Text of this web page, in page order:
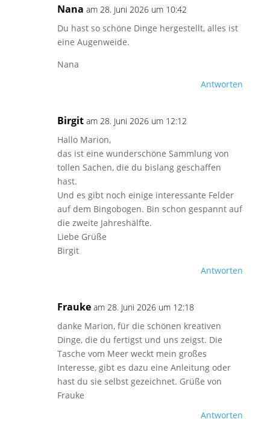
Nana am 28. Juni 2026 um 10:42
Du hast so schöne Dinge hergestellt, alles ist
eine Augenweide.
Nana
Antworten
Birgit am 28. Juni 2026 um 12:12
Hallo Marion,
das ist eine wunderschöne Sammlung von
tollen Sachen, die du bislang geschaffen
hast.
Und es gibt noch einige interessante Felder
auf dem Bingobogen. Bin schon gespannt auf
die zweite Jahreshälfte.
Liebe Grüße
Birgit
Antworten
Frauke am 28. Juni 2026 um 12:18
danke Marion, für die schönen kreativen
Dinge, die du fertigst und uns zeigst. Die
Tasche vom Meer weckt mein großes
Interesse, gibt es dazu eine Anleitung oder
hast du sie selbst gezeichnet. Grüße von
Frauke
Antworten